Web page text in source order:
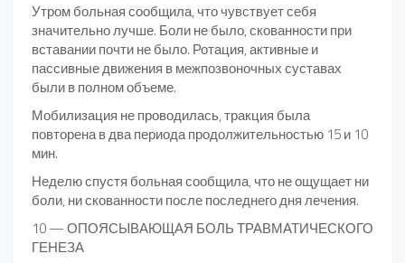
Утром больная сообщила, что чувствует себя
значительно лучше. Боли не было, скованности при
вставании почти не было. Ротация, активные и
пассивные движения в межпозвоночных суставах
были в полном объеме.
Мобилизация не проводилась, тракция была
повторена в два периода продолжительностью 15 и 10
мин.
Неделю спустя больная сообщила, что не ощущает ни
боли, ни скованности после последнего дня лечения.
10 — ОПОЯСЫВАЮЩАЯ БОЛЬ ТРАВМАТИЧЕСКОГО
ГЕНЕЗА